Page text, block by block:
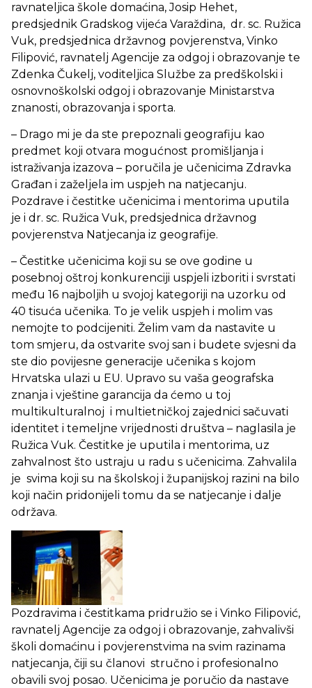
ravnateljica škole domaćina, Josip Hehet,
predsjednik Gradskog vijeća Varaždina, dr. sc. Ružica
Vuk, predsjednica državnog povjerenstva, Vinko
Filipović, ravnatelj Agencije za odgoj i obrazovanje te
Zdenka Čukelj, voditeljica Službe za predškolski i
osnovnoškolski odgoj i obrazovanje Ministarstva
znanosti, obrazovanja i sporta.
– Drago mi je da ste prepoznali geografiju kao
predmet koji otvara mogućnost promišljanja i
istraživanja izazova – poručila je učenicima Zdravka
Građan i zaželjela im uspjeh na natjecanju.
Pozdrave i čestitke učenicima i mentorima uputila
je i dr. sc. Ružica Vuk, predsjednica državnog
povjerenstva Natjecanja iz geografije.
– Čestitke učenicima koji su se ove godine u
posebnoj oštroj konkurenciji uspjeli izboriti i svrstati
među 16 najboljih u svojoj kategoriji na uzorku od
40 tisuća učenika. To je velik uspjeh i molim vas
nemojte to podcijeniti. Želim vam da nastavite u
tom smjeru, da ostvarite svoj san i budete svjesni da
ste dio povijesne generacije učenika s kojom
Hrvatska ulazi u EU. Upravo su vaša geografska
znanja i vještine garancija da ćemo u toj
multikulturalnoj i multietničkoj zajednici sačuvati
identitet i temeljne vrijednosti društva – naglasila je
Ružica Vuk. Čestitke je uputila i mentorima, uz
zahvalnost što ustraju u radu s učenicima. Zahvalila
je svima koji su na školskoj i županijskoj razini na bilo
koji način pridonijeli tomu da se natjecanje i dalje
održava.
Pozdravima i čestitkama pridružio se i Vinko Filipović,
ravnatelj Agencije za odgoj i obrazovanje, zahvalivši
školi domaćinu i povjerenstvima na svim razinama
natjecanja, čiji su članovi stručno i profesionalno
obavili svoj posao. Učenicima je poručio da nastave